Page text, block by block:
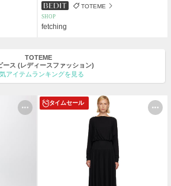
TOTEME
SHOP
fetching
TOTEME
ース (レディースファッション)
アイテムランキングを見る
タイムセール